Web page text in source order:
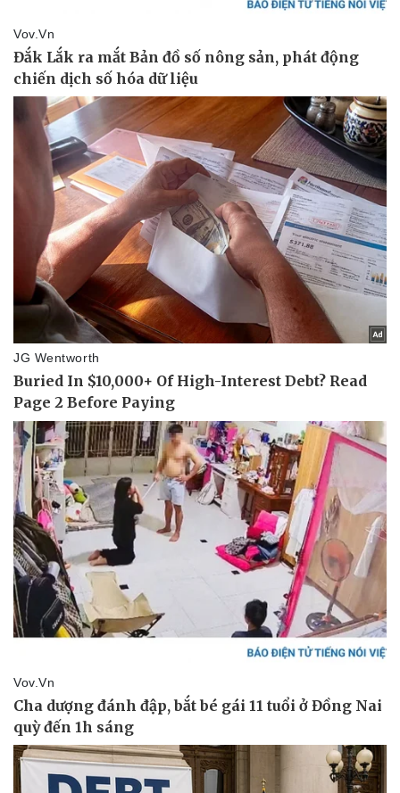
Thể thao
Bóng đá
Lịch thi đấu bóng đá
Thế giới thể thao
eSports
Hậu trường
Ô tô - Xe máy
Ô tô
Xe máy
Tư vấn